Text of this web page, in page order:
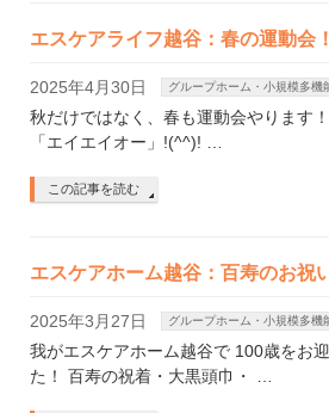
エスケアライフ越谷：春の運動会
2025年4月30日 グループホーム・小規模多機
秋だけではなく、春も運動会やります
「エイエイオー」!(^^)! …
この記事を読む
エスケアホーム越谷：百寿のお祝
2025年3月27日 グループホーム・小規模多機
我がエスケアホーム越谷で 100歳をお
た！ 百寿の祝着・大黒頭巾・ …